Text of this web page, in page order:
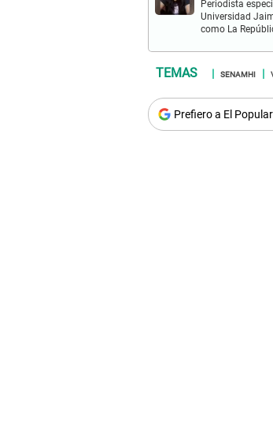
Periodista
Universidad
como La
SENAMHI
Prefiero a El